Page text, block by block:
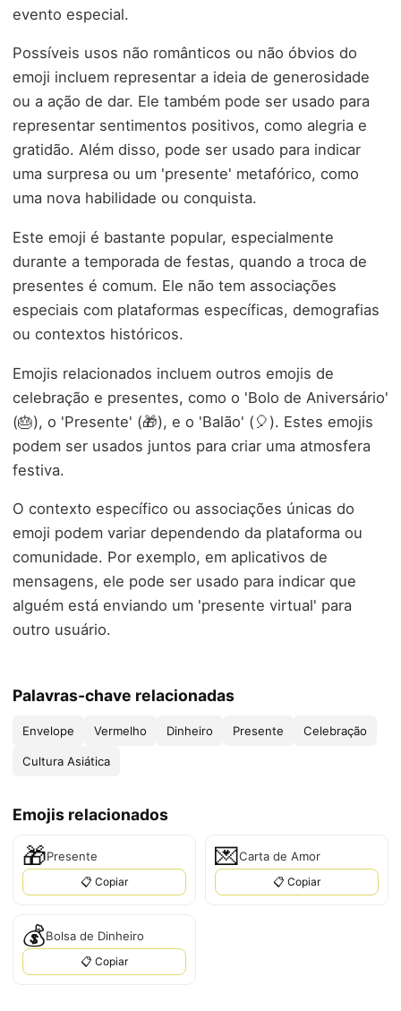
evento especial.
Possíveis usos não românticos ou não óbvios do
emoji incluem representar a ideia de generosidade
ou a ação de dar. Ele também pode ser usado para
representar sentimentos positivos, como alegria e
gratidão. Além disso, pode ser usado para indicar
uma surpresa ou um 'presente' metafórico, como
uma nova habilidade ou conquista.
Este emoji é bastante popular, especialmente
durante a temporada de festas, quando a troca de
presentes é comum. Ele não tem associações
especiais com plataformas específicas, demografias
ou contextos históricos.
Emojis relacionados incluem outros emojis de
celebração e presentes, como o 'Bolo de Aniversário'
(🎂), o 'Presente' (🎁), e o 'Balão' (🎈). Estes emojis
podem ser usados juntos para criar uma atmosfera
festiva.
O contexto específico ou associações únicas do
emoji podem variar dependendo da plataforma ou
comunidade. Por exemplo, em aplicativos de
mensagens, ele pode ser usado para indicar que
alguém está enviando um 'presente virtual' para
outro usuário.
Palavras-chave relacionadas
Envelope Vermelho Dinheiro Presente Celebração
Cultura Asiática
Emojis relacionados
🎁Presente
📋 Copiar
💌Carta de Amor
📋 Copiar
💰Bolsa de Dinheiro
📋 Copiar